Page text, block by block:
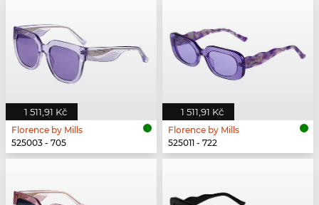
1 511,91 Kč
Florence by Mills
525003 - 705
1 511,91 Kč
Florence by Mills
525011 - 722